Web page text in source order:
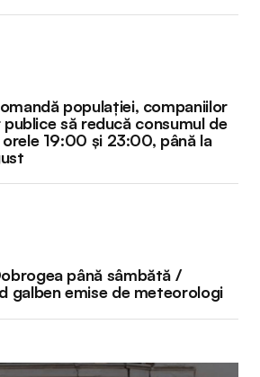
populației, companiilor
să reducă consumul de
19:00 și 23:00, până la
până sâmbătă /
galben emise de meteorologi